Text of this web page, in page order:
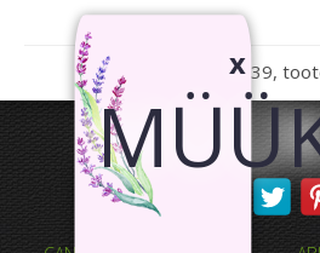
Tooted 1 - 39,
x